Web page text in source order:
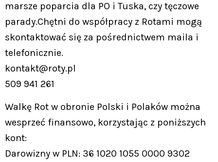
marsze poparcia dla PO i Tuska, czy tęczowe
parady.Chętni do współpracy z Rotami mogą
skontaktować się za pośrednictwem maila i
telefonicznie.
kontakt@roty.pl
509 941 261
Walkę Rot w obronie Polski i Polaków można
wesprzeć finansowo, korzystając z poniższych
kont:
Darowizny w PLN: 36 1020 1055 0000 9302